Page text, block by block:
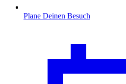
Plane Deinen Besuch